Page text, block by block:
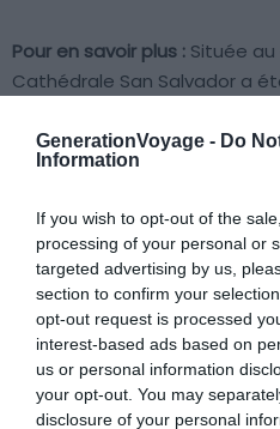
GenerationVoyage - Do
Information
If you wish to opt-out of the
processing of your personal or
targeted advertising by us,
section to confirm your
opt-out request is processed
interest-based ads based on
us or personal information
your opt-out. You may
disclosure of your personal
Pour en savoir plus : Située
Cathédrale San Salvador a
mondial de l’UNESCO,
dont la Croix des Anges et la
contempler sa tour gothique
visite d’une heure environ
l’architecture et passer par
de l’édifice et du pèlerinage.
Infos pratiques sur la